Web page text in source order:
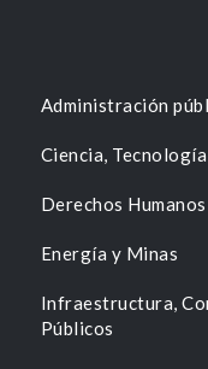
Administración
Ciencia,
Derechos Humanos
Energía y Minas
Infraestructura,
Públicos